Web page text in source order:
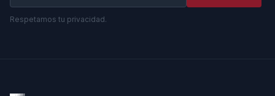
Respetamos tu privacidad.